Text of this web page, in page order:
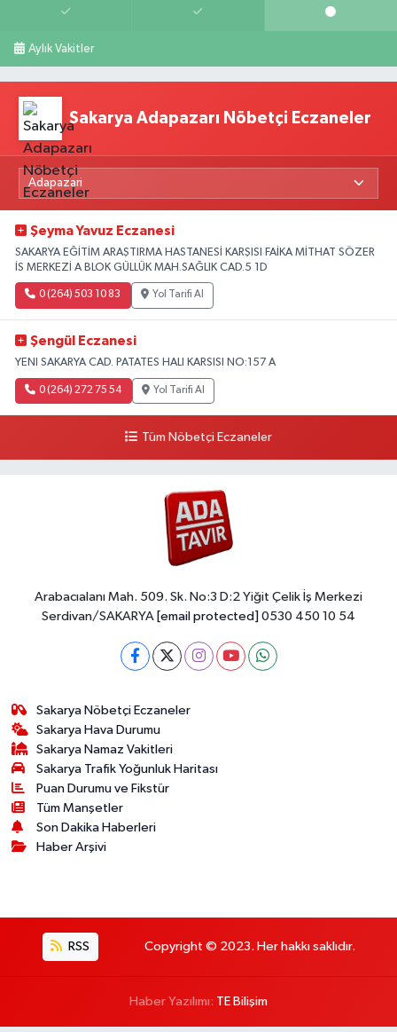
Aylık Vakitler
Sakarya Adapazarı Nöbetçi Eczaneler
Şeyma Yavuz Eczanesi
SAKARYA EĞİTİM ARAŞTIRMA HASTANESİ KARŞISI FAİKA MİTHAT SÖZER
İS MERKEZİ A BLOK GÜLLÜK MAH.SAĞLIK CAD.5 1D
0 (264) 503 10 83 Yol Tarifi Al
Şengül Eczanesi
YENI SAKARYA CAD. PATATES HALI KARSISI NO:157 A
0 (264) 272 75 54 Yol Tarifi Al
Tüm Nöbetçi Eczaneler
Arabacıalanı Mah. 509. Sk. No:3 D:2 Yiğit Çelik İş Merkezi
Serdivan/SAKARYA [email protected] 0530 450 10 54
Sakarya Nöbetçi Eczaneler
Sakarya Hava Durumu
Sakarya Namaz Vakitleri
Sakarya Trafik Yoğunluk Haritası
Puan Durumu ve Fikstür
Tüm Manşetler
Son Dakika Haberleri
Haber Arşivi
RSS Copyright © 2023. Her hakkı saklıdır.
Haber Yazılımı: TE Bilişim